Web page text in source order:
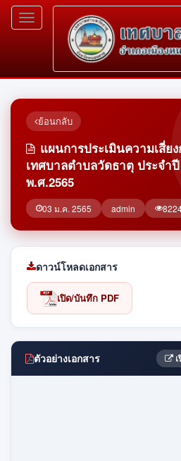
Toggle
navigation
ย้อนกลับ
แผนการประเมินความเสี่ย
เทศบาลตำบลวัดธาตุ ประจำ
พ.ศ.2565
03 ม.ค. 2565 admin
ดาวน์โหลดเอกสาร
เปิด/บันทึก PDF
ตัวอย่างเอกสาร